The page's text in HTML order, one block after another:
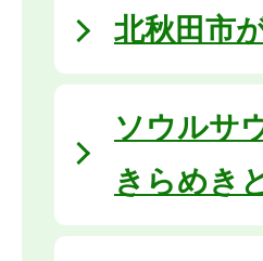
北秋田市
ソウルサ
きらめき